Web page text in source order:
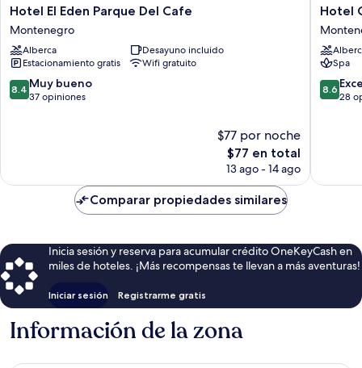
Hotel
El
Eden
Parque
Del
Cafe
Montenegro
Hotel El Eden Parque Del Cafe
Montenegro
Alberca
Desayuno incluido
Estacionamiento gratis
Wifi gratuito
8.4
de
8.4 Muy bueno
37 opiniones
$77 por noche
El
precio
es
$77 en total
13 ago - 14 ago
Hotel
Café
Café
Hotel
Spa
8.6
de
8.6
28
Comparar propiedades similares
Inicia sesión y reserva para acumular crédito OneKeyCash en
miles de hoteles. ¡Más recompensas te llevan a más aventuras!
Iniciar sesión Registrarme gratis
Información de la zona